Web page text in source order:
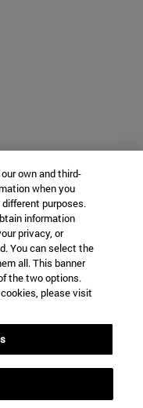
own and third-
when you
purposes.
information
privacy, or
You can select the
all. This banner
the two options.
please visit